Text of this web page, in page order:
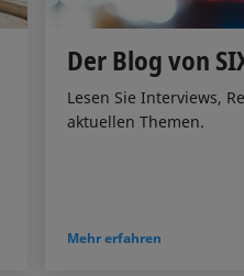
Der Blog von
Lesen Sie Interviews,
aktuellen Themen.
Mehr erfahren